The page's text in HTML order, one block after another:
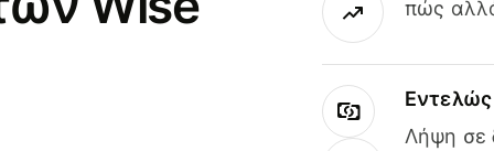
πώς
Εντελώς
Λήψη σε